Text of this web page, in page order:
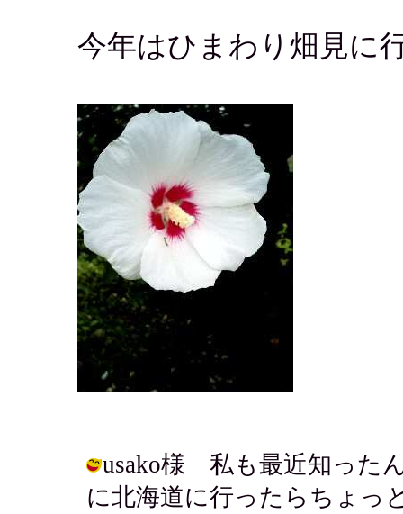
今年はひまわり畑見に
usako様 私も最近知った
に北海道に行ったらちょっ